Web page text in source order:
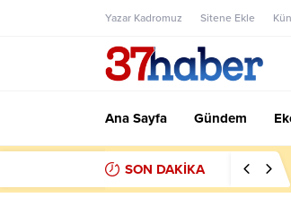
Yazar Kadromuz Sitene Ekle
Ana Sayfa Gündem
SON DAKİKA